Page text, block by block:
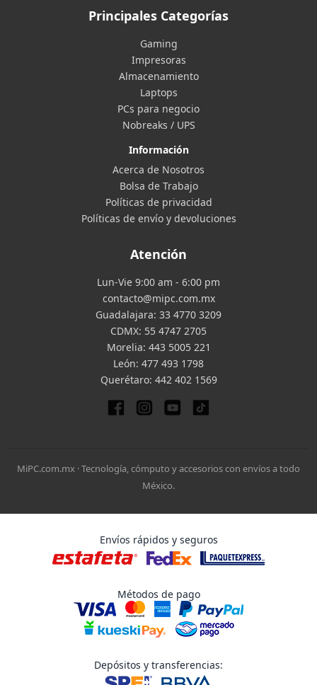
Principales Categorías
Gaming
Impresoras
Almacenamiento
Laptops
PCs para negocio
Nobreaks / UPS
Información
Acerca de Nosotros
Bolsa de Trabajo
Políticas de privacidad
Políticas de envío y devoluciones
Atención
Lun-Vie 9:00 am - 6:00 pm
contacto@mipc.com.mx
Guadalajara: 33 4770 3209
CDMX: 55 4747 2705
Morelia: 443 5005 221
León: 477 493 1798
Querétaro: 442 402 1569
MiPC.com.mx · Tecnología, cómputo y accesorios con envíos a todo
México.
Envíos rápidos y seguros
Métodos de pago
Depósitos y transferencias: